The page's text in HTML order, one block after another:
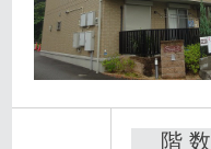
階 数